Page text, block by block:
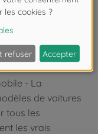
- La
de voitures
tous les
les vrais